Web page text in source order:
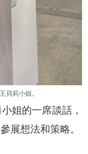
貝莉小姐。
姐的一席談話，
展想法和策略。